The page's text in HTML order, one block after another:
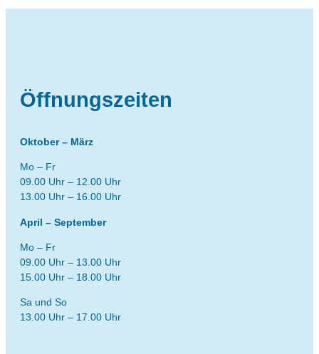
Öffnungszeiten
Oktober – März
Mo – Fr
09.00 Uhr – 12.00 Uhr
13.00 Uhr – 16.00 Uhr
April – September
Mo – Fr
09.00 Uhr – 13.00 Uhr
15.00 Uhr – 18.00 Uhr
Sa und So
13.00 Uhr – 17.00 Uhr